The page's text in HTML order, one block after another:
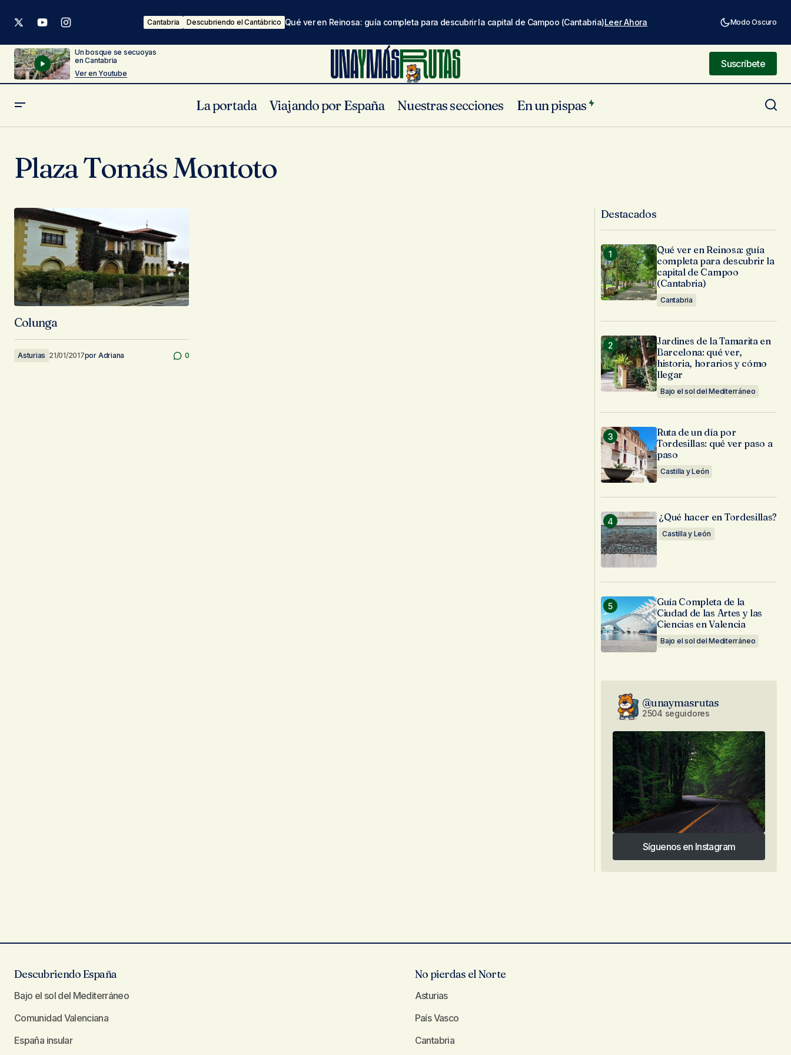
Cantabria Descubriendo el Cantábrico Qué ver en Reinosa: guía completa para descubrir la capital de Campoo (Cantabria)Leer Ahora Modo Oscuro
Un bosque se secuoyas
en Cantabria
Ver en Youtube
Suscríbete
Suscríbete
La portada Viajando por España Nuestras secciones En un pispas
Plaza Tomás Montoto
Colunga
Asturias 21/01/2017por Adriana 0
Destacados
Qué ver en Reinosa: guía
completa para descubrir la
capital de Campoo
(Cantabria)
Cantabria
Jardines de la Tamarita en
Barcelona: qué ver,
historia, horarios y cómo
llegar
Bajo el sol del Mediterráneo
Ruta de un día por
Tordesillas: qué ver paso a
paso
Castilla y León
¿Qué hacer en Tordesillas?
Castilla y León
Guía Completa de la
Ciudad de las Artes y las
Ciencias en Valencia
Bajo el sol del Mediterráneo
@unaymasrutas
2504 seguidores
Síguenos en Instagram
Síguenos en Instagram
Descubriendo España
Bajo el sol del Mediterráneo
Comunidad Valenciana
España insular
No pierdas el Norte
Asturias
País Vasco
Cantabria